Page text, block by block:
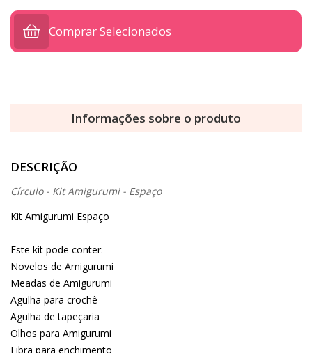
Comprar Selecionados
Informações sobre o produto
DESCRIÇÃO
Círculo - Kit Amigurumi - Espaço
Kit Amigurumi Espaço
Este kit pode conter:
Novelos de Amigurumi
Meadas de Amigurumi
Agulha para crochê
Agulha de tapeçaria
Olhos para Amigurumi
Fibra para enchimento